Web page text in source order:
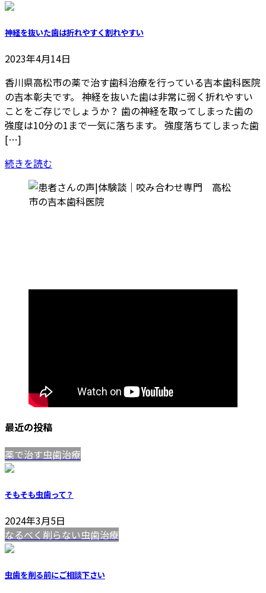
神経を抜いた歯は折れやすく割れやすい
2023年4月14日
香川県高松市の薬で治す歯科治療を行っている吉本歯科医院
の吉本彰夫です。 神経を抜いた歯は非常に弱く折れやすい
ことをご存じでしょうか？ 歯の神経を取ってしまった歯の
強度は10分の1まで一気に落ちます。 強度落ちてしまった歯
[…]
続きを読む
最近の投稿
薬で治す虫歯治療
そもそも虫歯って？
2024年3月5日
なるべく削らない虫歯治療
虫歯を削る前にご相談下さい